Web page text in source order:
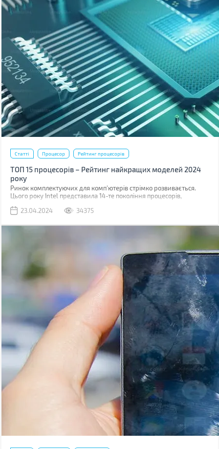
Статті Процесор Рейтинг процесорів
ТОП 15 процесорів – Рейтинг найкращих моделей 2024
року
Ринок комплектуючих для комп'ютерів стрімко розвивається.
Цього року Intel представила 14-те покоління процесорів,
рішення для платформ з підтримкою шини обміну даними PCI 5.0
23.04.2024 34375